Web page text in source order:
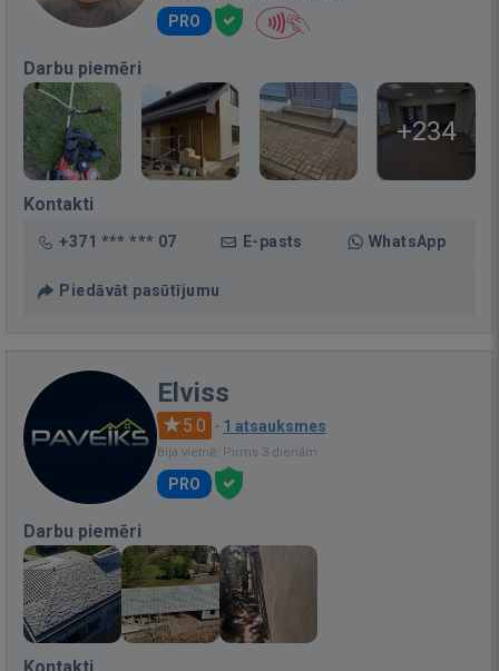
PRO
Darbu piemēri
+234
Kontakti
+371 *** *** 07 E-pasts WhatsApp
Piedāvāt pasūtījumu
Elviss
5.0 · 1 atsauksmes
Bija vietnē: Pirms 3 dienām
PRO
Darbu piemēri
Kontakti